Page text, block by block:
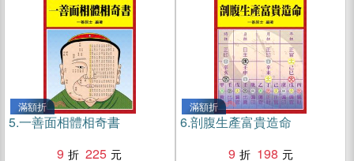
滿額折
5.一善面相體相奇書
9
225
滿額折
6.剖腹生產富貴造命
9
198